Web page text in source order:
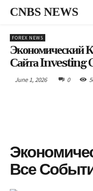
CNBS NEWS
FOREX NEWS
Экономический
Сайта Investing
June 1, 2026 0
Все